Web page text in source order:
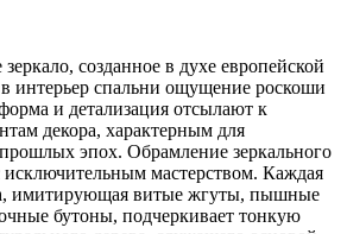
созданное в духе европейской
интерьер спальни ощущение роскоши
и детализация отсылают к
декора, характерным для
эпох. Обрамление зеркального
мастерством. Каждая
имитирующая витые жгуты, пышные
бутоны, подчеркивает тонкую